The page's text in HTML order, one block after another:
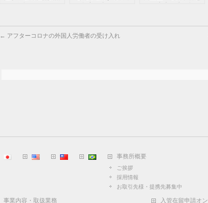
う悲劇と悪夢
← アフターコロナの外国人労働者の受け入れ
事務所概要
ご挨拶
採用情報
お取引先様・提携先募集中
事業内容・取扱業務 入管在留申請オ